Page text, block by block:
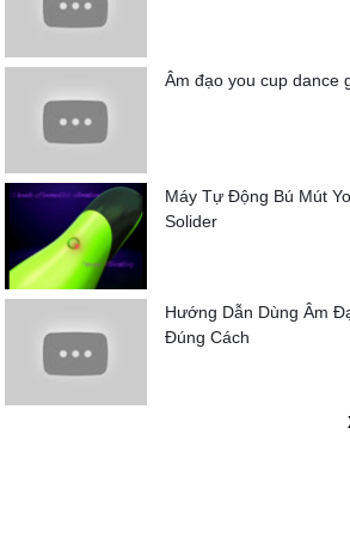
Âm đạo you cup dance
Máy Tự Động Bú Mút
Solider
Hướng Dẫn Dùng Âm
Đúng Cách